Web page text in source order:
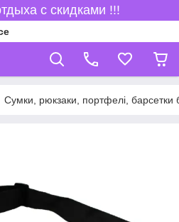
с скидками !!!
Сумки, рюкзаки, портфелі, барсетки